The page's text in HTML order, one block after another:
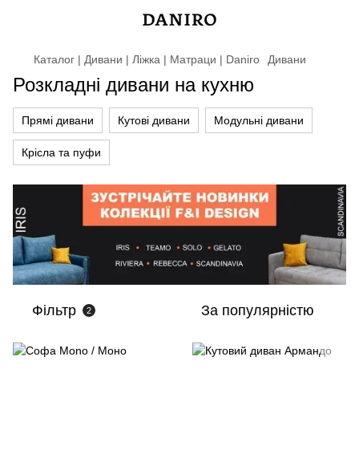
Каталог | Дивани | Ліжка | Матраци | Daniro Дивани
Розкладні дивани на кухню
Прямі дивани Кутові дивани Модульні дивани
Крісла та пуфи
Фільтр 2 За популярністю